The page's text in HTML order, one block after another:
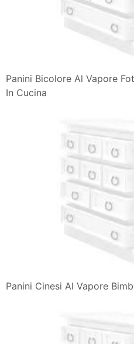
Panini Bicolore Al Vapore
In Cucina
Panini Cinesi Al Vapore